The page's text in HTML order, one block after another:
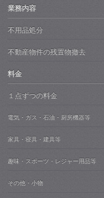
業務内容
不用品処分
不動産物件の残置物撤去
料金
１点ずつの料金
電気・ガス・石油・厨房機器等
家具・寝具・建具等
趣味・スポーツ・レジャー用品等
その他・小物